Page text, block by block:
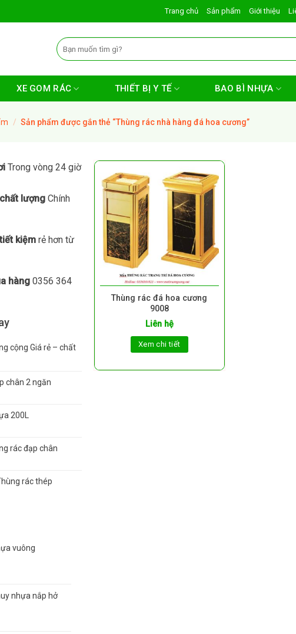
Trang chủ Sản phẩm Giới thiệu
Tìm
kiếm:
XE GOM RÁC THIẾT BỊ Y TẾ BAO BÌ NHỰA
/ Sản phẩm được gắn thẻ “Thùng rác nhà hàng đá hoa cương”
Trong vòng 24 giờ
lượng Chính
kiệm rẻ hơn từ
hàng 0356 364
cộng Giá rẻ – chất
chân 2 ngăn
200L
rác đạp chân
rác thép
vuông
nhựa nắp hở
Thùng rác đá hoa cương
9008
Liên hệ
Xem chi tiết